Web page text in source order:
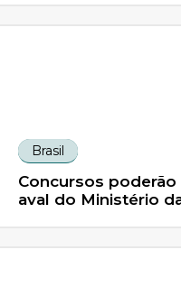
Brasil
Concursos
aval do Ministério